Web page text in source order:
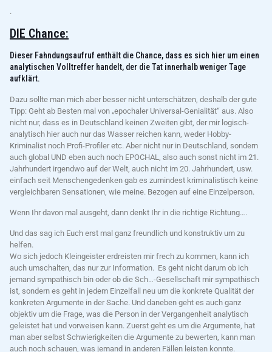
.
DIE Chance:
Dieser Fahndungsaufruf enthält die Chance, dass es sich hier um einen
analytischen Volltreffer handelt, der die Tat innerhalb weniger Tage
aufklärt.
Dazu sollte man mich aber besser nicht unterschätzen, deshalb der gute
Tipp: Geht ab Besten mal von „epochaler Universal-Genialität“ aus. Also
nicht nur, dass es in Deutschland keinen Zweiten gibt, der mir logisch-
analytisch hier auch nur das Wasser reichen kann, weder Hobby-
Kriminalist noch Profi-Profiler etc. Aber nicht nur in Deutschland, sondern
auch global UND eben auch noch EPOCHAL, also auch sonst nicht im 21.
Jahrhundert irgendwo auf der Welt, auch nicht im 20. Jahrhundert, usw.
einfach seit Menschengedenken gab es zumindest kriminalistisch keine
vergleichbaren Sensationen, wie meine. Bezogen auf eine Einzelperson.
Wenn Ihr davon mal ausgeht, dann denkt Ihr in die richtige Richtung….
Und das sag ich Euch erst mal ganz freundlich und konstruktiv um zu
helfen.
Wo sich jedoch Kleingeister erdreisten mir frech zu kommen, kann ich
auch umschalten, das nur zur Information. Es geht nicht darum ob ich
jemand sympathisch bin oder ob die Sch…-Gesellschaft mir sympathisch
ist, sondern es geht in jedem Einzelfall neu um die konkrete Qualität der
konkreten Argumente in der Sache. Und daneben geht es auch ganz
objektiv um die Frage, was die Person in der Vergangenheit analytisch
geleistet hat und vorweisen kann. Zuerst geht es um die Argumente, hat
man aber selbst Schwierigkeiten die Argumente zu bewerten, kann man
auch noch schauen, was jemand in anderen Fällen leisten konnte.